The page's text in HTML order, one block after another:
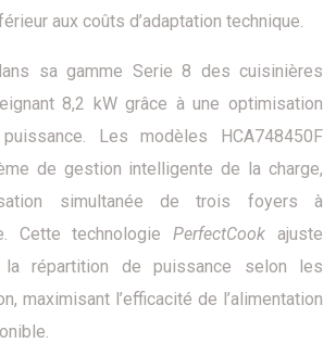
aux coûts d’adaptation technique.
sa gamme Serie 8 des cuisinières
8,2 kW grâce à une optimisation
Les modèles HCA748450F
de gestion intelligente de la charge,
simultanée de trois foyers à
Cette technologiePerfectCook ajuste
la répartition de puissance selon les
maximisant l’efficacité de l’alimentation